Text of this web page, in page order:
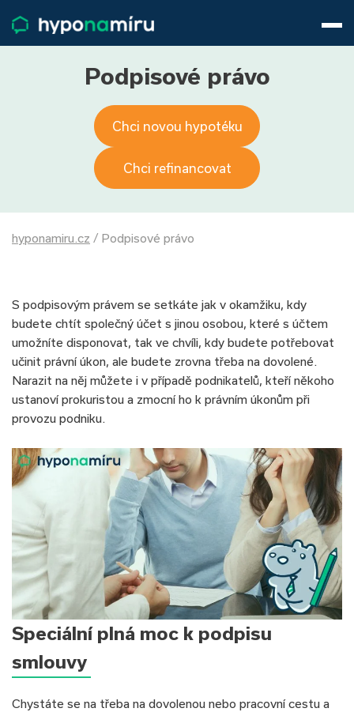
Životní pojištění
Pojištění nemovitosti
O nás
800 688 388
Přihlásit
Podpisové právo
Chci novou hypotéku
Chci refinancovat
hyponamiru.cz / Podpisové právo
S podpisovým právem se setkáte jak v okamžiku, kdy
budete chtít společný účet s jinou osobou, které s účtem
umožníte disponovat, tak ve chvíli, kdy budete potřebovat
učinit právní úkon, ale budete zrovna třeba na dovolené.
Narazit na něj můžete i v případě podnikatelů, kteří někoho
ustanoví prokuristou a zmocní ho k právním úkonům při
provozu podniku.
Speciální plná moc k podpisu
smlouvy
Chystáte se na třeba na dovolenou nebo pracovní cestu a